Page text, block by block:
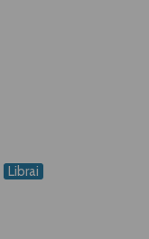
Librai